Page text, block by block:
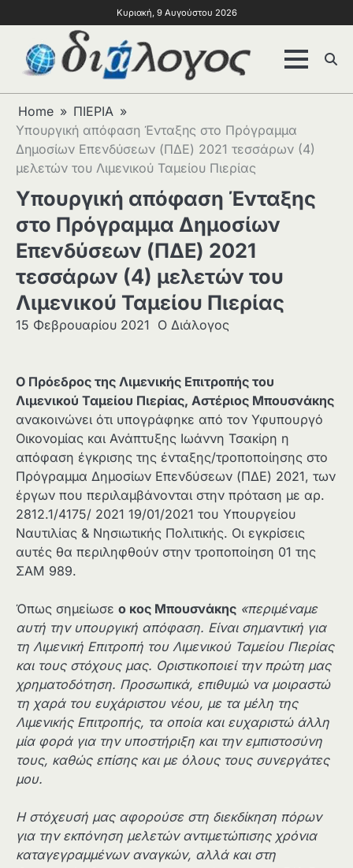
Κυριακή, 9 Αυγούστου 2026
Home
ΠΙΕΡΙΑ
Υπουργική απόφαση Ένταξης στο Πρόγραμμα
Δημοσίων Επενδύσεων (ΠΔΕ) 2021 τεσσάρων (4)
μελετών του Λιμενικού Ταμείου Πιερίας
Υπουργική απόφαση Ένταξης
στο Πρόγραμμα Δημοσίων
Επενδύσεων (ΠΔΕ) 2021
τεσσάρων (4) μελετών του
Λιμενικού Ταμείου Πιερίας
15 Φεβρουαρίου 2021 Ο Διάλογος
Ο Πρόεδρος της Λιμενικής Επιτροπής του
Λιμενικού Ταμείου Πιερίας, Αστέριος Μπουσνάκης
ανακοινώνει ότι υπογράφηκε από τον Υφυπουργό
Οικονομίας και Ανάπτυξης Ιωάννη Τσακίρη η
απόφαση έγκρισης της ένταξης/τροποποίησης στο
Πρόγραμμα Δημοσίων Επενδύσεων (ΠΔΕ) 2021, των
έργων που περιλαμβάνονται στην πρόταση με αρ.
2812.1/4175/ 2021 19/01/2021 του Υπουργείου
Ναυτιλίας & Νησιωτικής Πολιτικής. Οι εγκρίσεις
αυτές θα περιληφθούν στην τροποποίηση 01 της
ΣΑΜ 989.
Όπως σημείωσε ο κος Μπουσνάκης «περιμέναμε
αυτή την υπουργική απόφαση. Είναι σημαντική για
τη Λιμενική Επιτροπή του Λιμενικού Ταμείου Πιερίας
και τους στόχους μας. Οριστικοποιεί την πρώτη μας
χρηματοδότηση. Προσωπικά, επιθυμώ να μοιραστώ
τη χαρά του ευχάριστου νέου, με τα μέλη της
Λιμενικής Επιτροπής, τα οποία και ευχαριστώ άλλη
μία φορά για την υποστήριξη και την εμπιστοσύνη
τους, καθώς επίσης και με όλους τους συνεργάτες
μου.
Η στόχευσή μας αφορούσε στη διεκδίκηση πόρων
για την εκπόνηση μελετών αντιμετώπισης χρόνια
καταγεγραμμένων αναγκών, αλλά και στη